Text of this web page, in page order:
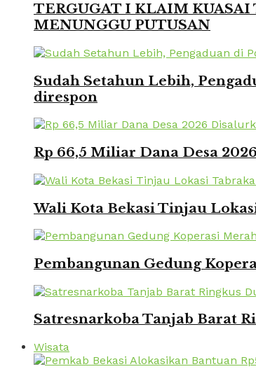
TERGUGAT I KLAIM KUASAI
MENUNGGU PUTUSAN
Sudah Setahun Lebih,
direspon
Rp 66,5 Miliar Dana Desa
Wali Kota Bekasi Tinjau
Pembangunan Gedung
Satresnarkoba Tanjab Barat
Wisata